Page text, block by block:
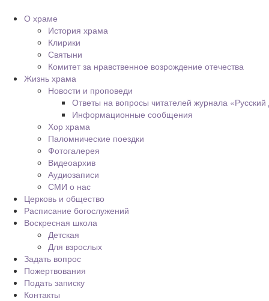
О храме
История храма
Клирики
Святыни
Комитет за нравственное возрождение отечества
Жизнь храма
Новости и проповеди
Ответы на вопросы читателей журнала
Информационные сообщения
Хор храма
Паломнические поездки
Фотогалерея
Видеоархив
Аудиозаписи
СМИ о нас
Церковь и общество
Расписание богослужений
Воскресная школа
Детская
Для взрослых
Задать вопрос
Пожертвования
Подать записку
Контакты